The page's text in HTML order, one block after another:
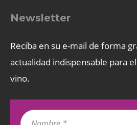
Newsletter
Reciba en su e-mail de forma
actualidad indispensable para
vino.